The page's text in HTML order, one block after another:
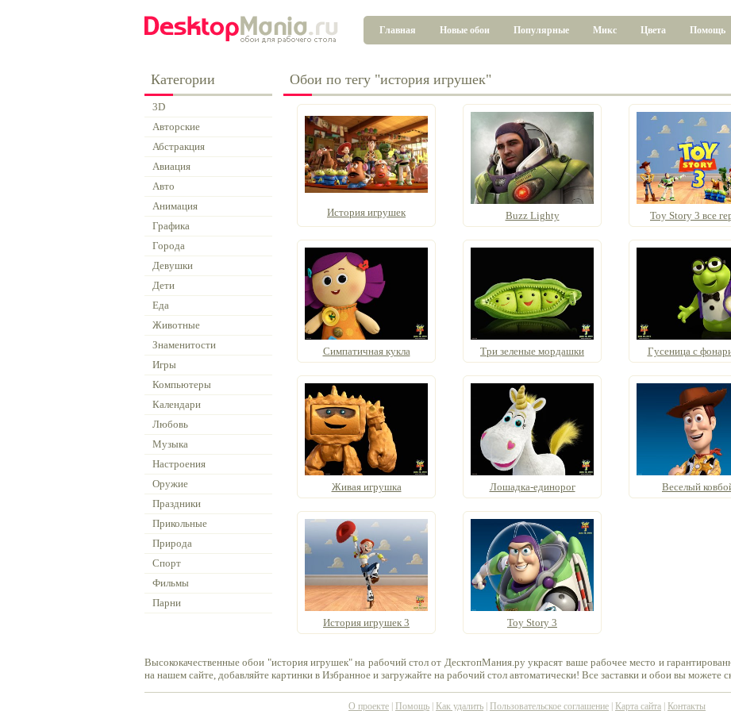
Главная Новые обои Популярные Микс Цвета Помощь
Категории
3D
Авторские
Абстракция
Авиация
Авто
Анимация
Графика
Города
Девушки
Дети
Еда
Животные
Знаменитости
Игры
Компьютеры
Календари
Любовь
Музыка
Настроения
Оружие
Праздники
Прикольные
Природа
Спорт
Фильмы
Парни
Обои по тегу "история игрушек"
История игрушек Buzz Lightу Toy Story 3 все
Симпатичная кукла Три зеленые мордашки Гусеница с
Живая игрушка Лошадка-единорог Веселый
История игрушек 3 Toy Story 3
Высококачественные обои "история игрушек" на рабочий стол от ДесктопМания.ру украсят ваше рабочее место и
на нашем сайте, добавляйте картинки в Избранное и загружайте на рабочий стол автоматически! Все заставки и обои вы можете
О проекте Помощь Как удалить Пользовательское соглашение Карта сайта Контакты